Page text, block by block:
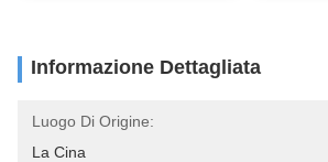
Informazione Dettagliata
Luogo Di Origine:
La Cina